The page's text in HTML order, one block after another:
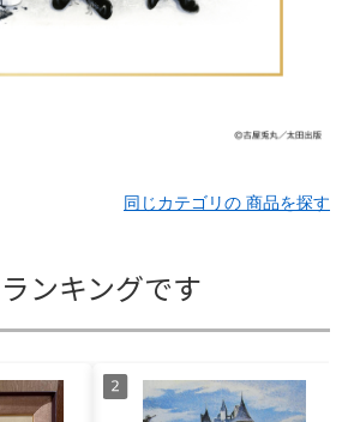
同じカテゴリの 商品を探す
ンキングです